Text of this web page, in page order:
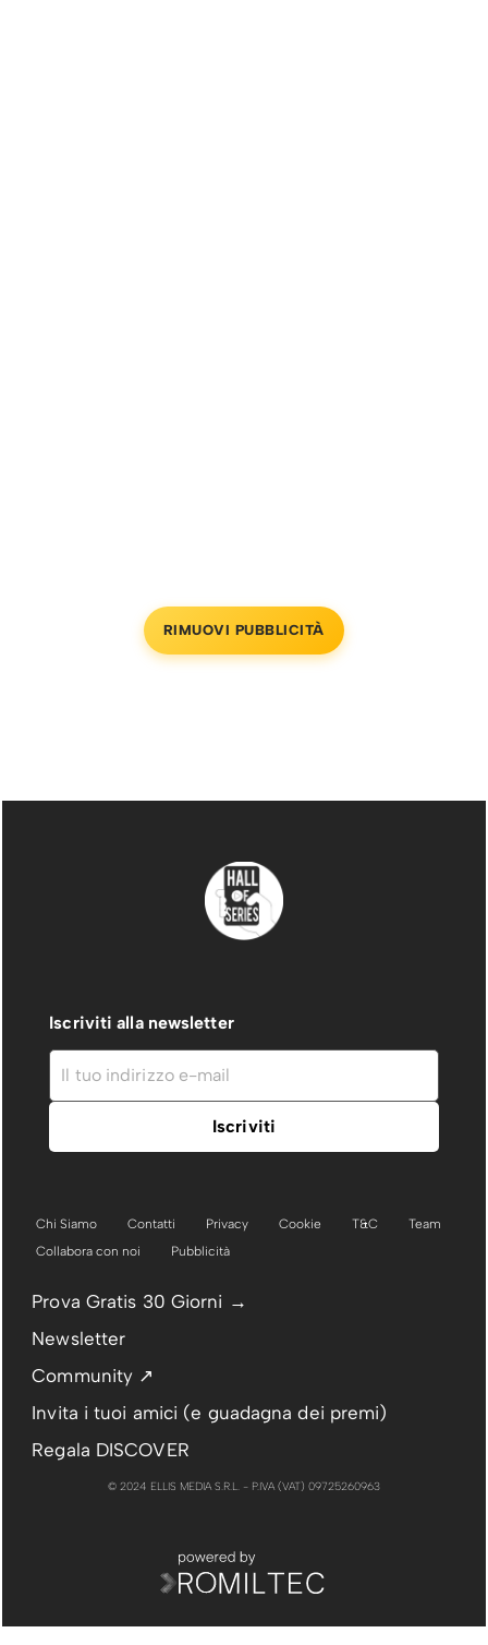
RIMUOVI PUBBLICITÀ
Iscriviti alla newsletter
Chi Siamo Contatti Privacy Cookie T&C
Team
Collabora con noi
Pubblicità
Prova Gratis 30 Giorni →
Newsletter
Community ↗
Invita i tuoi amici (e guadagna dei premi)
Regala DISCOVER
© 2024 ELLIS MEDIA S.R.L. - P.IVA (VAT) 09725260963